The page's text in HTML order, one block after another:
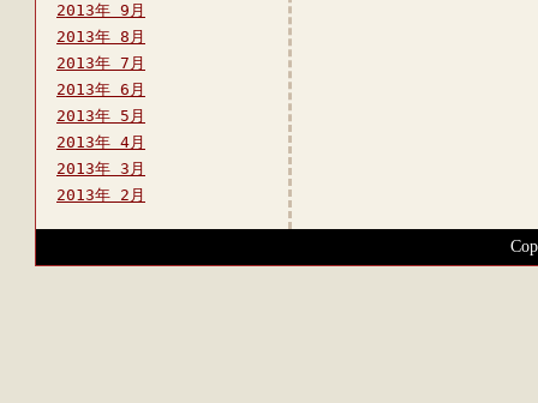
2013年 9月
2013年 8月
2013年 7月
2013年 6月
2013年 5月
2013年 4月
2013年 3月
2013年 2月